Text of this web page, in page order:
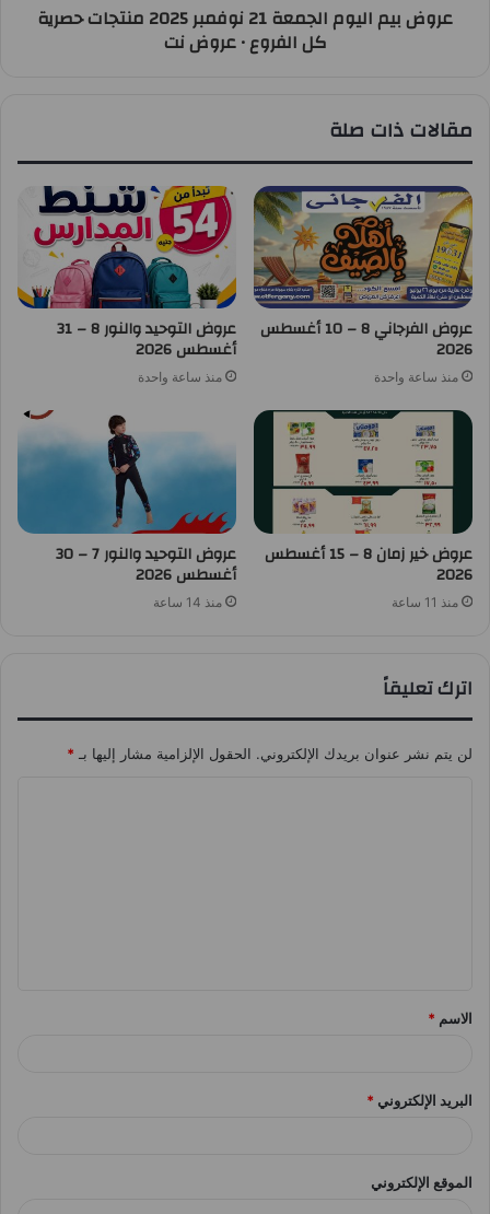
عروض بيم اليوم الجمعة 21 نوفمبر 2025 منتجات حصرية
كل الفروع • عروض نت
مقالات ذات صلة
عروض الفرجاني 8 – 10 أغسطس
2026
منذ ساعة واحدة
عروض التوحيد والنور 8 – 31
أغسطس 2026
منذ ساعة واحدة
عروض خير زمان 8 – 15 أغسطس
2026
منذ 11 ساعة
عروض التوحيد والنور 7 – 30
أغسطس 2026
منذ 14 ساعة
اترك تعليقاً
لن يتم نشر عنوان بريدك الإلكتروني. الحقول الإلزامية مشار إليها بـ *
*
الاسم *
البريد الإلكتروني *
الموقع الإلكتروني